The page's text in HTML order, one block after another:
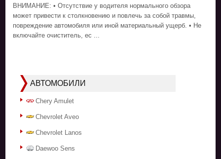
ВНИМАНИЕ: • Отсутствие у водителя нормального обзора
может привести к столкновению и повлечь за собой травмы,
повреждение автомобиля или иной материальный ущерб. • Не
включайте очиститель, ес ...
АВТОМОБИЛИ
Chery Amulet
Chevrolet Aveo
Chevrolet Lanos
Daewoo Sens